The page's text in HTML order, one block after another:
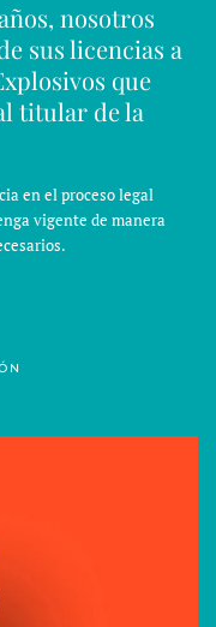
nosotros
sus licencias a
que
titular de la
en el proceso legal
vigente de manera